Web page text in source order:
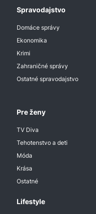
Spravodajstvo
Domáce správy
Ekonomika
Krimi
Zahraničné správy
Ostatné spravodajstvo
Pre ženy
TV Diva
Tehotenstvo a deti
Móda
Krása
Ostatné
Lifestyle